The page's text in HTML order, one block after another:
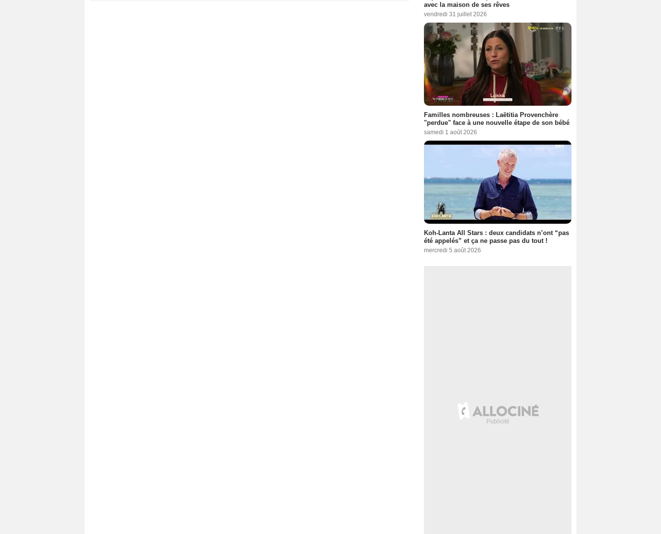
avec la maison de ses rêves
vendredi 31 juillet 2026
Familles nombreuses : Laëtitia Provenchère
"perdue" face à une nouvelle étape de son bébé
samedi 1 août 2026
Koh-Lanta All Stars : deux candidats n’ont “pas
été appelés” et ça ne passe pas du tout !
mercredi 5 août 2026